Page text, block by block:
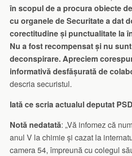
în scopul de a procura obiecte
cu organele de Securitate a dat
corectitudine și punctualitate la
Nu a fost recompensat și nu
deconspirare. Apreciem
informativă desfășurată de
descria securistul.
Iată ce scria actualul deputat PSD
Notă nedatată: „Vă infomez că
anul V la chimie și cazat la
camera 54, împreună cu colegul